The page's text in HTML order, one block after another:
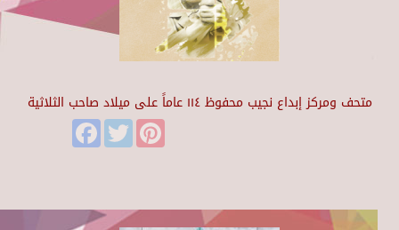
متحف ومركز إبداع نجيب محفوظ ١١٤ عاماً على ميلاد صاحب الثلاثية
FacebookTwitter